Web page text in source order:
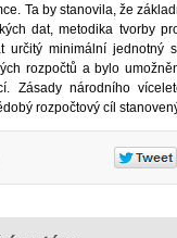
Ta by stanovila, že
dat, metodika tvorby
určitý minimální jednotný
rozpočtů a bylo
Zásady národního
rozpočtový cíl